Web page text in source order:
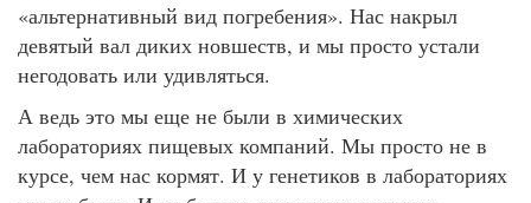
«альтернативный вид погребения». Нас накрыл
девятый вал диких новшеств, и мы просто устали
негодовать или удивляться.
А ведь это мы еще не были в химических
лабораториях пищевых компаний. Мы просто не в
курсе, чем нас кормят. И у генетиков в лабораториях